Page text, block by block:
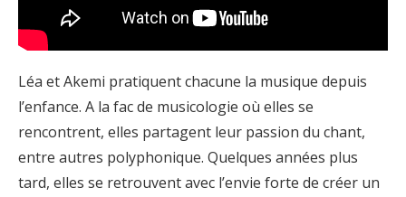
Léa et Akemi pratiquent chacune la musique depuis
l’enfance. A la fac de musicologie où elles se
rencontrent, elles partagent leur passion du chant,
entre autres polyphonique. Quelques années plus
tard, elles se retrouvent avec l’envie forte de créer un